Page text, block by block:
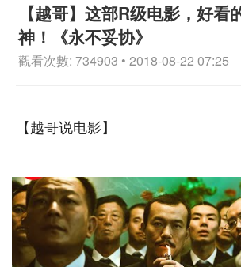
【越哥】这部R级电影，好看
神！《永不妥协》
觀看次數: 734903 • 2018-08-22 07:25
【越哥说电影】